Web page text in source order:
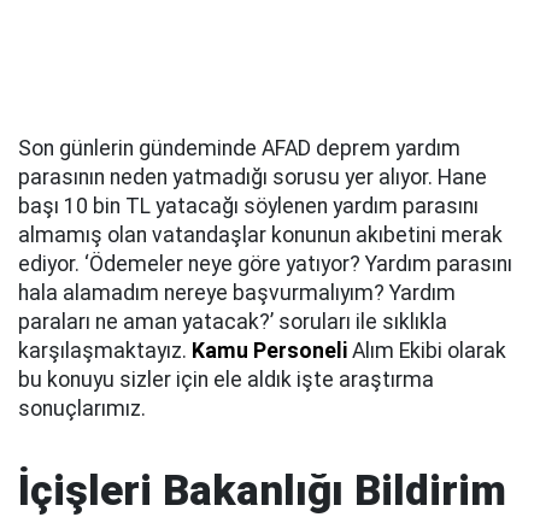
Son günlerin gündeminde AFAD deprem yardım
parasının neden yatmadığı sorusu yer alıyor. Hane
başı 10 bin TL yatacağı söylenen yardım parasını
almamış olan vatandaşlar konunun akıbetini merak
ediyor. ‘Ödemeler neye göre yatıyor? Yardım parasını
hala alamadım nereye başvurmalıyım? Yardım
paraları ne aman yatacak?’ soruları ile sıklıkla
karşılaşmaktayız. Kamu Personeli Alım Ekibi olarak
bu konuyu sizler için ele aldık işte araştırma
sonuçlarımız.
İçişleri Bakanlığı Bildirim